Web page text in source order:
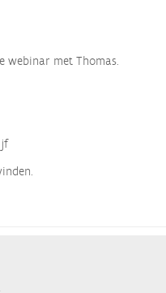
webinar met Thomas.